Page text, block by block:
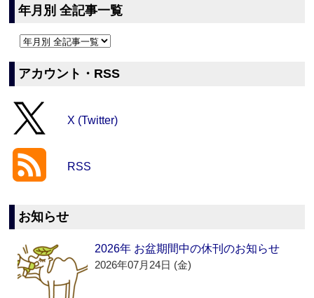
年月別 全記事一覧
アカウント・RSS
X (Twitter)
RSS
お知らせ
2026年 お盆期間中の休刊のお知らせ
2026年07月24日 (金)